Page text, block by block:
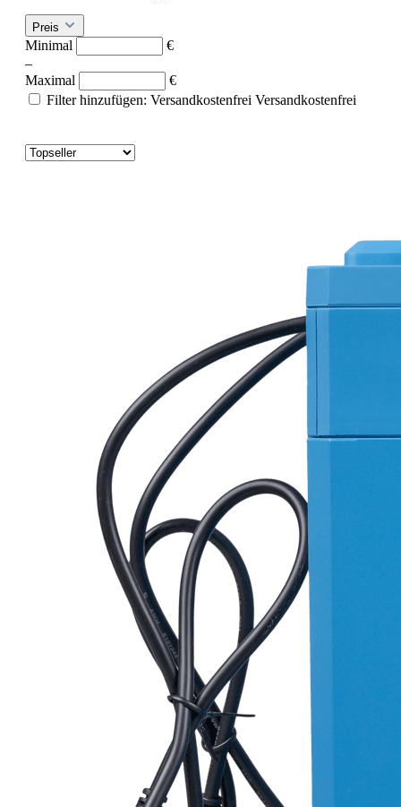
Preis
Minimal
€
–
Maximal
€
Filter hinzufügen: Versandkostenfrei Versandkostenfrei